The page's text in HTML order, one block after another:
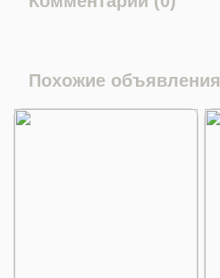
Похожие объявления